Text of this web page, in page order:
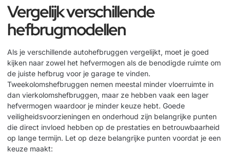
Vergelijk verschillende
hefbrugmodellen
Als je verschillende autohefbruggen vergelijkt, moet je goed
kijken naar zowel het hefvermogen als de benodigde ruimte om
de juiste hefbrug voor je garage te vinden.
Tweekolomshefbruggen nemen meestal minder vloerruimte in
dan vierkolomshefbruggen, maar ze hebben vaak een lager
hefvermogen waardoor je minder keuze hebt. Goede
veiligheidsvoorzieningen en onderhoud zijn belangrijke punten
die direct invloed hebben op de prestaties en betrouwbaarheid
op lange termijn. Let op deze belangrijke punten voordat je een
keuze maakt: